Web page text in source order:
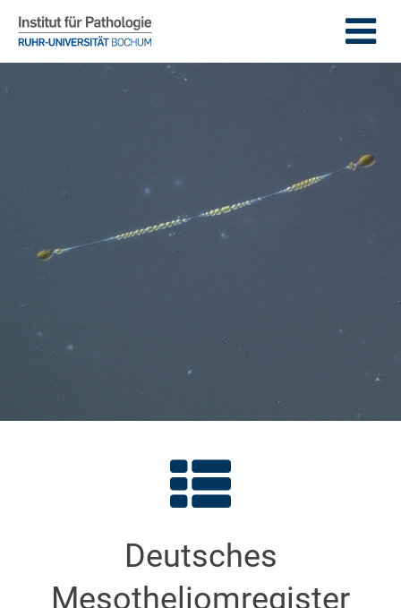
Deutsches
Mesotheliomregister